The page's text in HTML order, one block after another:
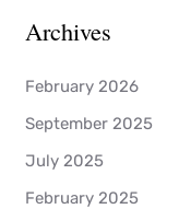
Archives
February 2026
September 2025
July 2025
February 2025